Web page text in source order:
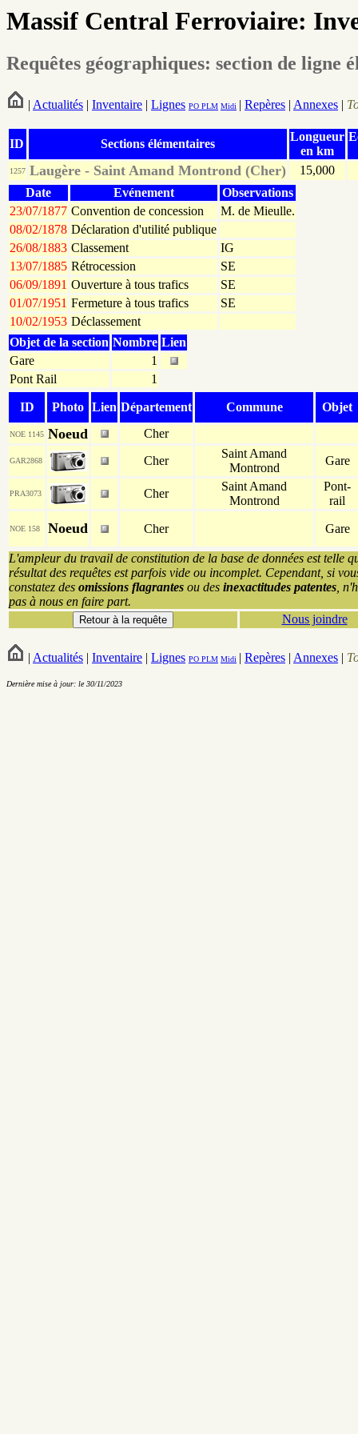
Massif Central Ferroviaire:
Requêtes géographiques: section de ligne
| Actualités | Inventaire | Lignes PO PLM Midi | Repères | Annexes |
ID Sections élémentaires
Longueur
en km
1257 Laugère - Saint Amand Montrond (Cher)
15,000
Date
Evénement
Observations
23/07/1877 Convention de concession
M. de Mieulle.
08/02/1878 Déclaration d'utilité publique
26/08/1883 Classement
IG
13/07/1885 Rétrocession
SE
06/09/1891 Ouverture à tous trafics
SE
01/07/1951 Fermeture à tous trafics
SE
10/02/1953 Déclassement
Objet de la section Nombre Lien
Gare
1
Pont Rail
1
ID Photo Lien Département Commune Objet
NOE 1145 Noeud Cher
GAR2868 Cher
Saint Amand
Montrond
Gare
PRA3073 Cher
Saint Amand
Montrond
Pont-
rail
NOE 158 Noeud Cher Gare
L'ampleur du travail de constitution de la base de données est telle
résultat des requêtes est parfois vide ou incomplet. Cependant, si
constatez des omissions flagrantes ou des inexactitudes patentes ,
pas à nous en faire part.
Nous joindre
| Actualités | Inventaire | Lignes PO PLM Midi | Repères | Annexes |
Dernière mise à jour: le 30/11/2023